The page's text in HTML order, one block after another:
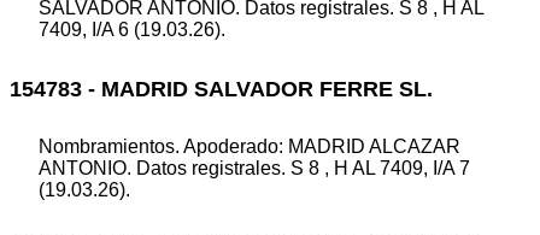
SALVADOR ANTONIO. Datos registrales. S 8 , H AL
7409, I/A 6 (19.03.26).
154783 - MADRID SALVADOR FERRE SL.
Nombramientos. Apoderado: MADRID ALCAZAR
ANTONIO. Datos registrales. S 8 , H AL 7409, I/A 7
(19.03.26).